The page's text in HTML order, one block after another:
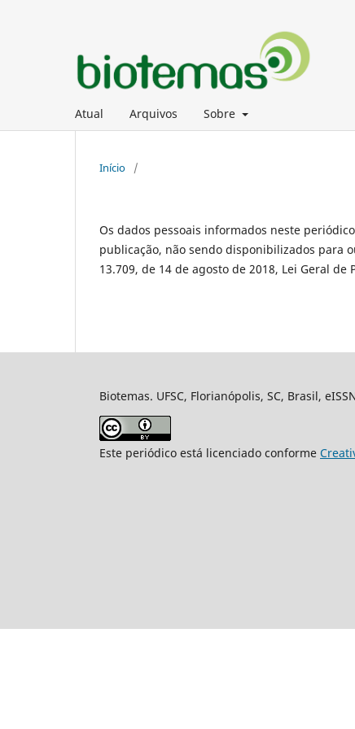
Atual Arquivos Sobre
Início /
Os dados pessoais informados neste
publicação, não sendo disponibilizados para
13.709, de 14 de agosto de 2018, Lei Geral de
Biotemas. UFSC, Florianópolis, SC, Brasil,
Este periódico está licenciado conforme